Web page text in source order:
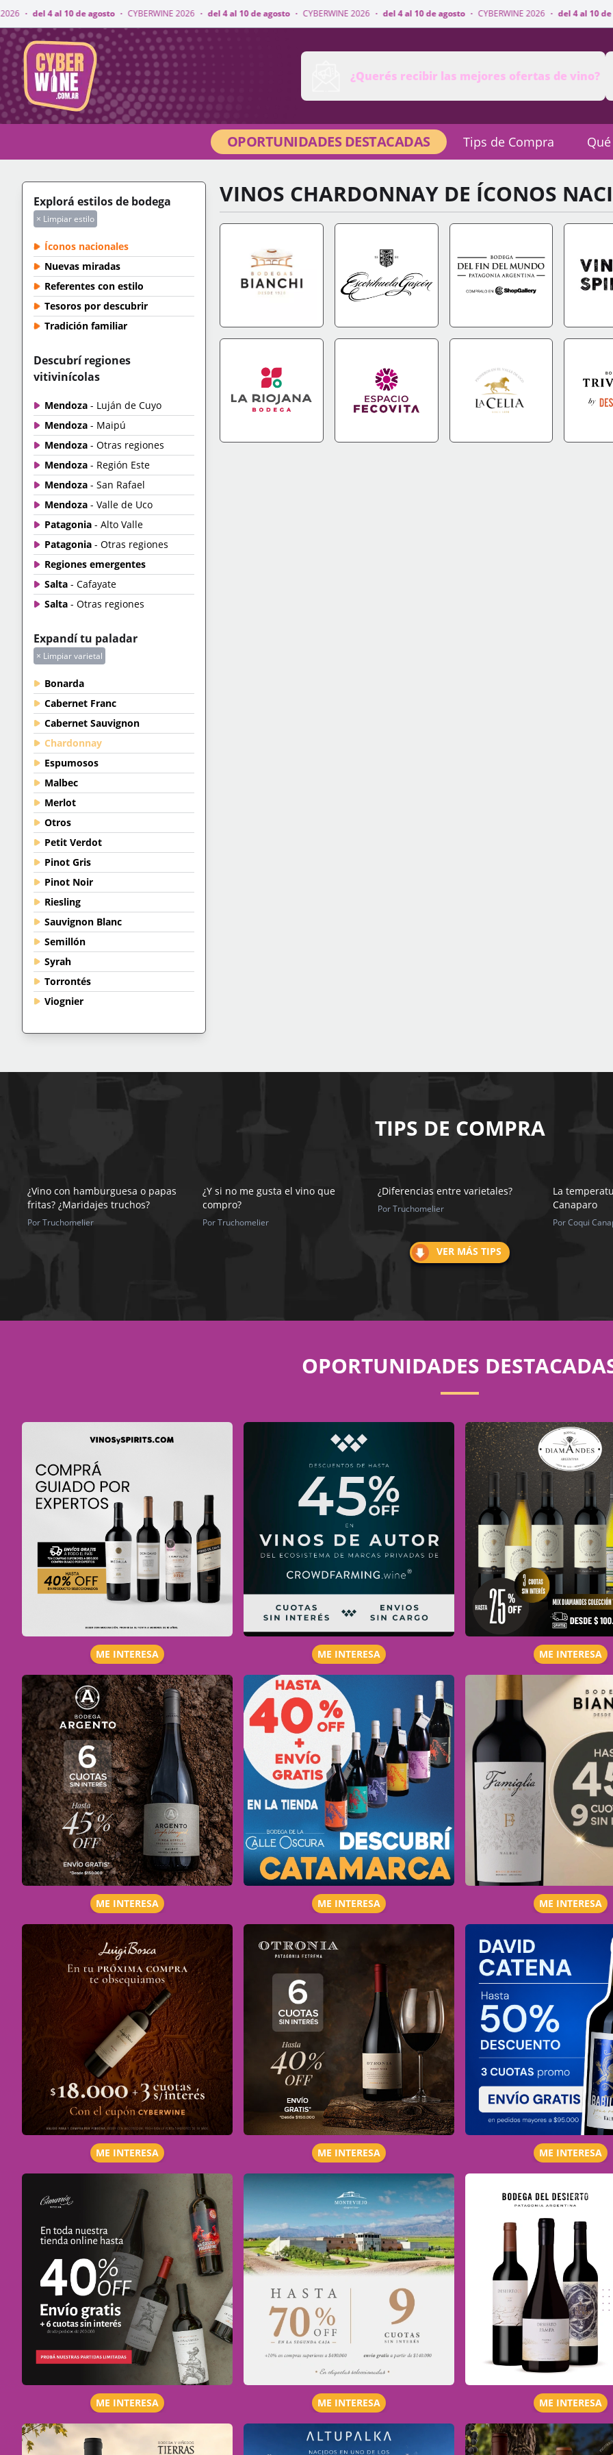
de agosto · CYBERWINE 2026 · del 4 al 10 de agosto · CYBERWINE 2026 · del 4 al 10 de agosto · CYBERWINE 2026 · del 4 al 10 de agosto ·
CyberWine
¿Querés recibir las mejores ofertas de vino?
OPORTUNIDADES DESTACADAS Tips de Compra
Explorá estilos de bodega
× Limpiar estilo
Íconos nacionales
Nuevas miradas
Referentes con estilo
Tesoros por descubrir
Tradición familiar
Descubrí regiones
vitivinícolas
Mendoza - Luján de Cuyo
Mendoza - Maipú
Mendoza - Otras regiones
Mendoza - Región Este
Mendoza - San Rafael
Mendoza - Valle de Uco
Patagonia - Alto Valle
Patagonia - Otras regiones
Regiones emergentes
Salta - Cafayate
Salta - Otras regiones
Expandí tu paladar
× Limpiar varietal
Bonarda
Cabernet Franc
Cabernet Sauvignon
Chardonnay
Espumosos
Malbec
Merlot
Otros
Petit Verdot
Pinot Gris
Pinot Noir
Riesling
Sauvignon Blanc
Semillón
Syrah
Torrontés
Viognier
VINOS CHARDONNAY DE ÍCONOS
IR A TIENDA +INFO IR A TIENDA +INFO IR A TIENDA +INFO IR A
TIPS DE COMPRA
¿Vino con hamburguesa o papas
fritas? ¿Maridajes truchos?
Por Truchomelier
¿Y si no me gusta el vino que
compro?
Por Truchomelier
¿Diferencias entre varietales?
Por Truchomelier
La
Canaparo
Por Coqui
VER MÁS TIPS
OPORTUNIDADES
ME INTERESA ME INTERESA ME INTERESA
ME INTERESA ME INTERESA ME INTERESA
ME INTERESA ME INTERESA ME INTERESA
ME INTERESA ME INTERESA ME INTERESA